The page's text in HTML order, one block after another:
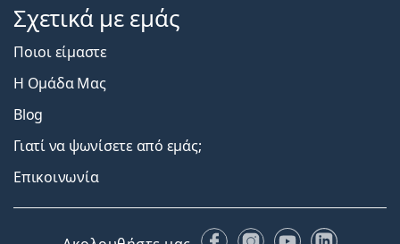
Σχετικά με εμάς
Ποιοι είμαστε
Η Ομάδα Μας
Blog
Γιατί να ψωνίσετε από εμάς;
Επικοινωνία
FacebookInstagram
YouTubeLinkedIn